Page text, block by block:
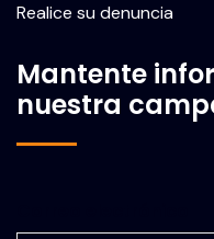
Realice su denuncia
Mantente
nuestra